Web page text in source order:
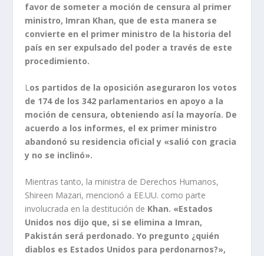
favor de someter a moción de censura al primer
ministro, Imran Khan, que de esta manera se
convierte en el primer ministro de la historia del
país en ser expulsado del poder a través de este
procedimiento.
Los partidos de la oposición aseguraron los votos
de 174 de los 342 parlamentarios en apoyo a la
moción de censura, obteniendo así la mayoría. De
acuerdo a los informes, el ex primer ministro
abandonó su residencia oficial y «salió con gracia
y no se inclinó».
Mientras tanto, la ministra de Derechos Humanos,
Shireen Mazari, mencionó a EE.UU. como parte
involucrada en la destitución de Khan. «Estados
Unidos nos dijo que, si se elimina a Imran,
Pakistán será perdonado. Yo pregunto ¿quién
diablos es Estados Unidos para perdonarnos?»,